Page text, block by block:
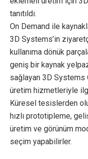
tanıtıldı.
On Demand ile
3D Systems’in
kullanıma dönük
geniş bir kaynak
sağlayan 3D Systems
üretim hizmetleriyle
Küresel tesislerden
hızlı prototipleme,
üretim ve görünüm
seçim yapabilirler.